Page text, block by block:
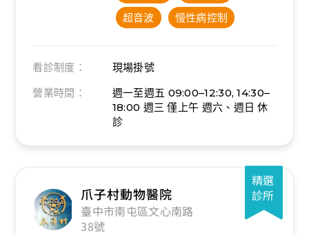
超音波
慢性病控制
看診制度：
現場掛號
營業時間：
週一至週五 09:00–12:30, 14:30–
18:00 週三 僅上午 週六、週日 休
診
精選
診所
爪子村動物醫院
臺中市南屯區文心南路
38號